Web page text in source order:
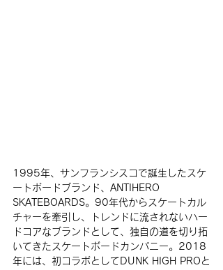
1995年、サンフランシスコで誕生したスケ
ートボードブランド、ANTIHERO
SKATEBOARDS。90年代からスケートカル
チャーを牽引し、トレンドに流されないハー
ドコアなブランドとして、独自の道を切り拓
いてきたスケートボードカンパニー。2018
年には、初コラボとして DUNK HIGH PROと